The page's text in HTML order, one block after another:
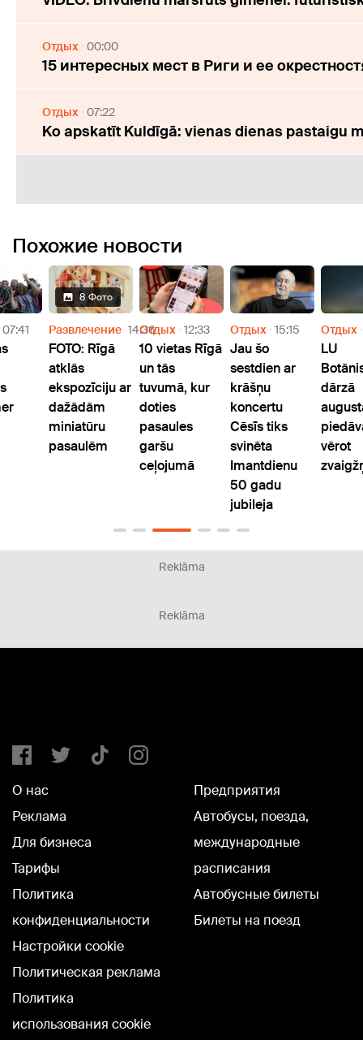
Отдых 00:00
15 интересных мест в Риги и ее
Отдых 07:22
Ko apskatīt Kuldīgā: vienas dienas pastaigu
Похожие новости
07:41
8 Фото
Развлечение 14:36
FOTO: Rīgā
atklās
ekspozīciju ar
dažādām
miniatūru
pasaulēm
Отдых 12:33
10 vietas Rīgā
un tās
tuvumā, kur
doties
pasaules
garšu
ceļojumā
Отдых 15:15
Jau šo
sestdien ar
krāšņu
koncertu
Cēsīs tiks
svinēta
Imantdienu
50 gadu
jubileja
Отдых
LU
dārzā
vērot
Reklāma
Reklāma
О нас
Реклама
Для бизнеса
Тарифы
Политика
конфиденциальности
Настройки cookie
Политическая реклама
Политика
использования cookie
Предприятия
Автобусы, поезда,
международные
расписания
Автобусные билеты
Билеты на поезд